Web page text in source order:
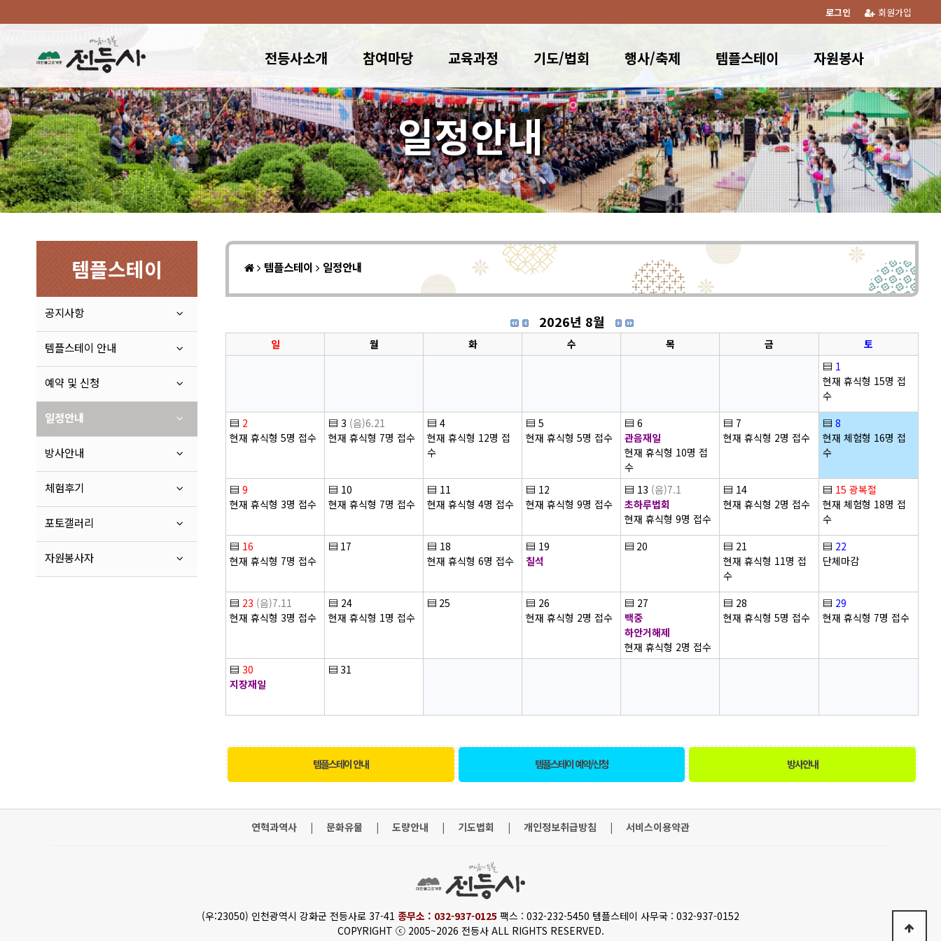
회원가입
로그인
전등사소개 참여마당 교육과정 기도/법회 행사/축제 템플스테이 자원봉사
일정안내
템플스테이
공지사항
템플스테이 안내
예약 및 신청
일정안내
방사안내
체험후기
포토갤러리
자원봉사자
템플스테이 일정안내
2026년 8월
일 월 화 수 목 금
토
▤ 1
현재 휴식형 15명 접
수
▤ 2
현재 휴식형 5명 접수
▤ 3 (음)6.21
현재 휴식형 7명 접수
▤ 4
현재 휴식형 12명 접
수
▤ 5
현재 휴식형 5명 접수
▤ 6
관음재일
현재 휴식형 10명 접
수
▤ 7
현재 휴식형 2명 접수
▤ 8
현재 체험형 16명 접
수
▤ 9
현재 휴식형 3명 접수
▤ 10
현재 휴식형 7명 접수
▤ 11
현재 휴식형 4명 접수
▤ 12
현재 휴식형 9명 접수
▤ 13 (음)7.1
초하루법회
현재 휴식형 9명 접수
▤ 14
현재 휴식형 2명 접수
▤ 15 광복절
현재 체험형 18명 접
수
▤ 16
현재 휴식형 7명 접수
▤ 17 ▤ 18
현재 휴식형 6명 접수
▤ 19
칠석
▤ 20 ▤ 21
현재 휴식형 11명 접
수
▤ 22
단체마감
▤ 23 (음)7.11
현재 휴식형 3명 접수
▤ 24
현재 휴식형 1명 접수
▤ 25 ▤ 26
현재 휴식형 2명 접수
▤ 27
백중
하안거해제
현재 휴식형 2명 접수
▤ 28
현재 휴식형 5명 접수
▤ 29
현재 휴식형 7명 접수
▤ 30
지장재일
▤ 31
템플스테이 안내 템플스테이 예약/신청 방사안내
연혁과역사 | 문화유물 | 도량안내 | 기도법회 | 개인정보취급방침 | 서비스이용약관
(우:23050) 인천광역시 강화군 전등사로 37-41 종무소 : 032-937-0125 팩스 : 032-232-5450 템플스테이 사무국 : 032-937-0152
COPYRIGHT ⓒ 2005~2026 전등사 ALL RIGHTS RESERVED.